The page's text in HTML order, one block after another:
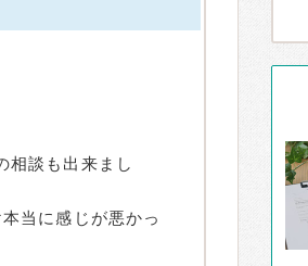
相談も出来まし
当に感じが悪かっ